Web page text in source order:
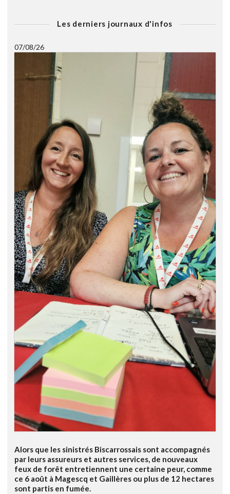
Les derniers journaux d'infos
07/08/26
Alors que les sinistrés Biscarrossais sont accompagnés
par leurs assureurs et autres services, de nouveaux
feux de forêt entretiennent une certaine peur, comme
ce 6 août à Magescq et Gaillères ou plus de 12 hectares
sont partis en fumée.